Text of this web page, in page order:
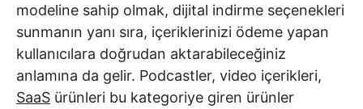
modeline sahip olmak, dijital indirme seçenekleri
sunmanın yanı sıra, içeriklerinizi ödeme yapan
kullanıcılara doğrudan aktarabileceğiniz
anlamına da gelir. Podcastler, video içerikleri,
SaaS ürünleri bu kategoriye giren ürünler